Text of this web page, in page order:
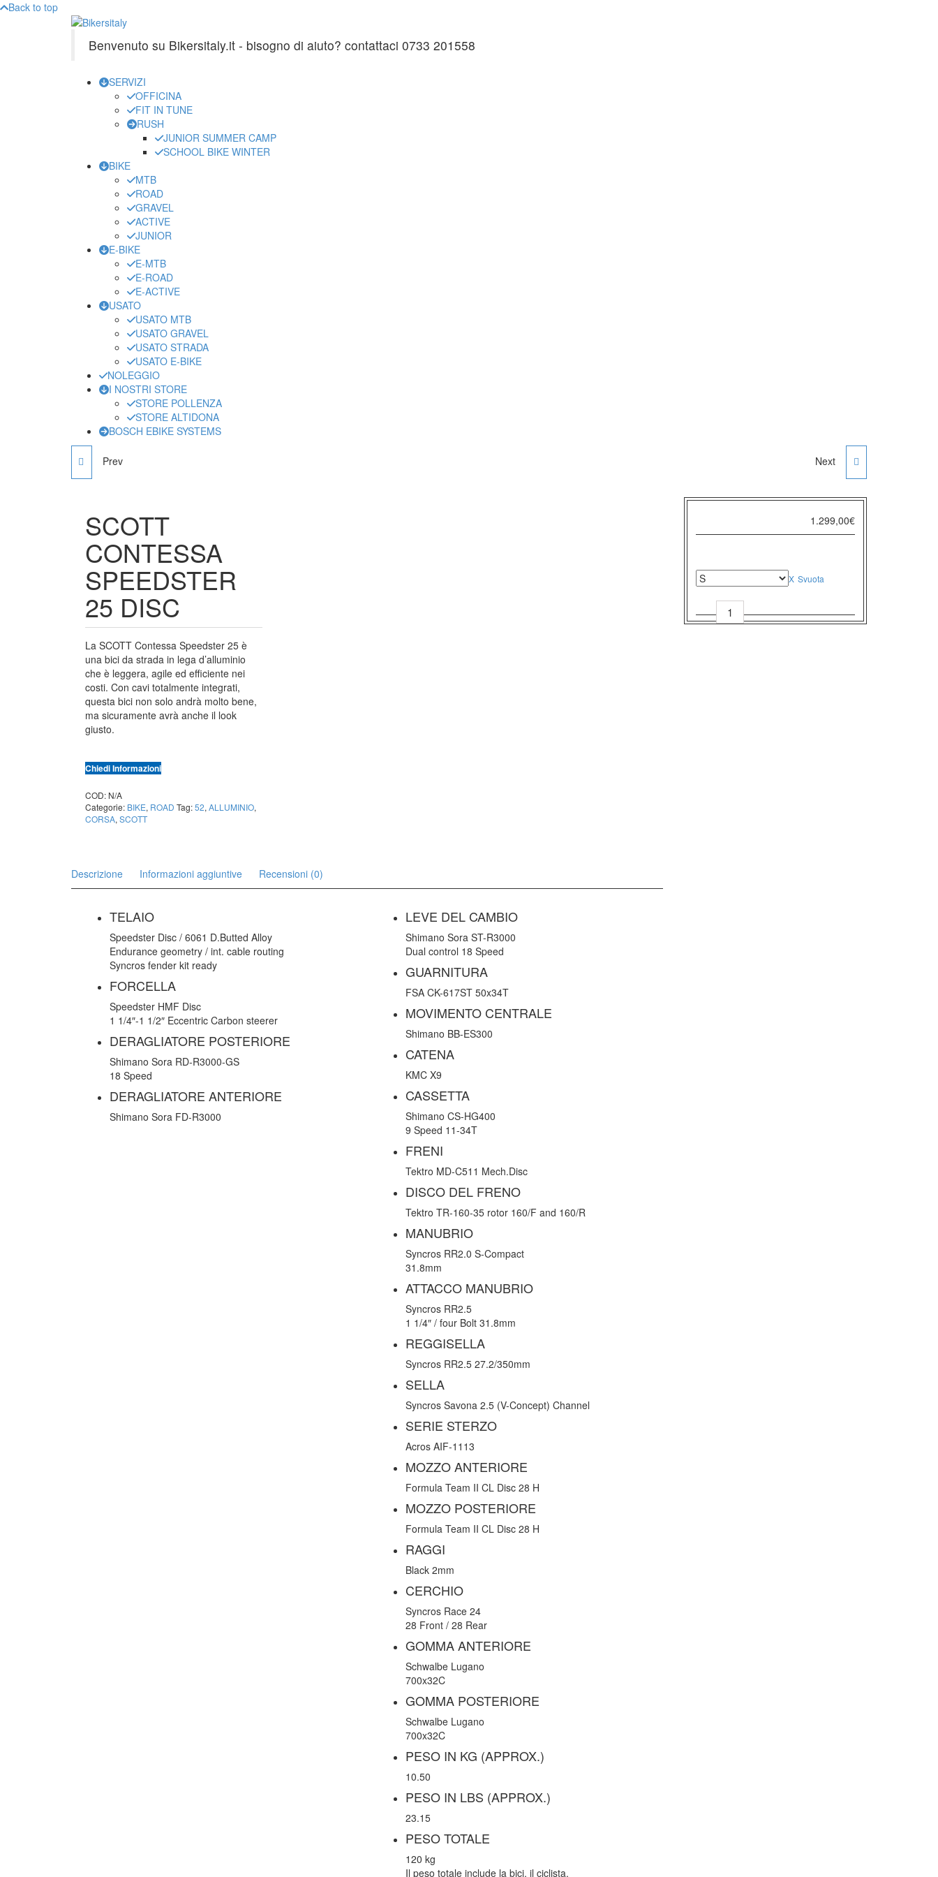
Back to top
Benvenuto su Bikersitaly.it - bisogno di aiuto? contattaci 0733 201558
SERVIZI
OFFICINA
FIT IN TUNE
RUSH
JUNIOR SUMMER CAMP
SCHOOL BIKE WINTER
BIKE
MTB
ROAD
GRAVEL
ACTIVE
JUNIOR
E-BIKE
E-MTB
E-ROAD
E-ACTIVE
USATO
USATO MTB
USATO GRAVEL
USATO STRADA
USATO E-BIKE
NOLEGGIO
I NOSTRI STORE
STORE POLLENZA
STORE ALTIDONA
BOSCH EBIKE SYSTEMS
SCOTT SPEEDSTER 20
Prev SCOTT CONTESSANext
SCOTT
CONTESSA
SPEEDSTER
25 DISC
La SCOTT Contessa Speedster 25 è
una bici da strada in lega d’alluminio
che è leggera, agile ed efficiente nei
costi. Con cavi totalmente integrati,
questa bici non solo andrà molto bene,
ma sicuramente avrà anche il look
giusto.
Chiedi Informazioni
COD: N/A
Categorie: BIKE, ROAD Tag:52, ALLUMINIO,
CORSA, SCOTT
Descrizione Informazioni aggiuntive Recensioni (0)
TELAIO
Speedster Disc / 6061 D.Butted Alloy
Endurance geometry / int. cable routing
Syncros fender kit ready
FORCELLA
Speedster HMF Disc
1 1/4″-1 1/2″ Eccentric Carbon steerer
DERAGLIATORE POSTERIORE
Shimano Sora RD-R3000-GS
18 Speed
DERAGLIATORE ANTERIORE
Shimano Sora FD-R3000
LEVE DEL CAMBIO
Shimano Sora ST-R3000
Dual control 18 Speed
GUARNITURA
FSA CK-617ST 50x34T
MOVIMENTO CENTRALE
Shimano BB-ES300
CATENA
KMC X9
CASSETTA
Shimano CS-HG400
9 Speed 11-34T
FRENI
Tektro MD-C511 Mech.Disc
DISCO DEL FRENO
Tektro TR-160-35 rotor 160/F and 160/R
MANUBRIO
Syncros RR2.0 S-Compact
31.8mm
ATTACCO MANUBRIO
Syncros RR2.5
1 1/4″ / four Bolt 31.8mm
REGGISELLA
Syncros RR2.5 27.2/350mm
SELLA
Syncros Savona 2.5 (V-Concept) Channel
SERIE STERZO
Acros AIF-1113
MOZZO ANTERIORE
Formula Team II CL Disc 28 H
MOZZO POSTERIORE
Formula Team II CL Disc 28 H
RAGGI
Black 2mm
CERCHIO
Syncros Race 24
28 Front / 28 Rear
GOMMA ANTERIORE
Schwalbe Lugano
700x32C
GOMMA POSTERIORE
Schwalbe Lugano
700x32C
PESO IN KG (APPROX.)
10.50
PESO IN LBS (APPROX.)
23.15
PESO TOTALE
120 kg
Il peso totale include la bici, il ciclista,
1.299,00€
Svuota
SCOTT
CONTESSA